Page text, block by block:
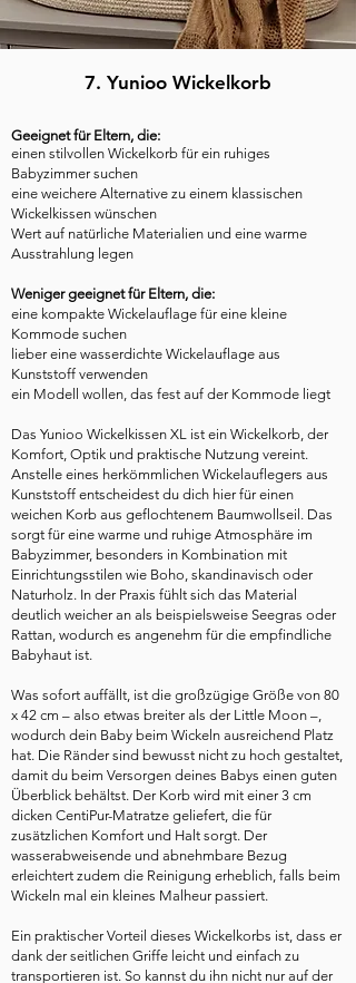
7. Yunioo Wickelkorb
Geeignet für Eltern, die:
einen stilvollen Wickelkorb für ein ruhiges
Babyzimmer suchen
eine weichere Alternative zu einem klassischen
Wickelkissen wünschen
Wert auf natürliche Materialien und eine warme
Ausstrahlung legen
Weniger geeignet für Eltern, die:
eine kompakte Wickelauflage für eine kleine
Kommode suchen
lieber eine wasserdichte Wickelauflage aus
Kunststoff verwenden
ein Modell wollen, das fest auf der Kommode liegt
Das Yunioo Wickelkissen XL ist ein Wickelkorb, der
Komfort, Optik und praktische Nutzung vereint.
Anstelle eines herkömmlichen Wickelauflegers aus
Kunststoff entscheidest du dich hier für einen
weichen Korb aus geflochtenem Baumwollseil. Das
sorgt für eine warme und ruhige Atmosphäre im
Babyzimmer, besonders in Kombination mit
Einrichtungsstilen wie Boho, skandinavisch oder
Naturholz. In der Praxis fühlt sich das Material
deutlich weicher an als beispielsweise Seegras oder
Rattan, wodurch es angenehm für die empfindliche
Babyhaut ist.
Was sofort auffällt, ist die großzügige Größe von 80
x 42 cm – also etwas breiter als der Little Moon –,
wodurch dein Baby beim Wickeln ausreichend Platz
hat. Die Ränder sind bewusst nicht zu hoch gestaltet,
damit du beim Versorgen deines Babys einen guten
Überblick behältst. Der Korb wird mit einer 3 cm
dicken CentiPur-Matratze geliefert, die für
zusätzlichen Komfort und Halt sorgt. Der
wasserabweisende und abnehmbare Bezug
erleichtert zudem die Reinigung erheblich, falls beim
Wickeln mal ein kleines Malheur passiert.
Ein praktischer Vorteil dieses Wickelkorbs ist, dass er
dank der seitlichen Griffe leicht und einfach zu
transportieren ist. So kannst du ihn nicht nur auf der